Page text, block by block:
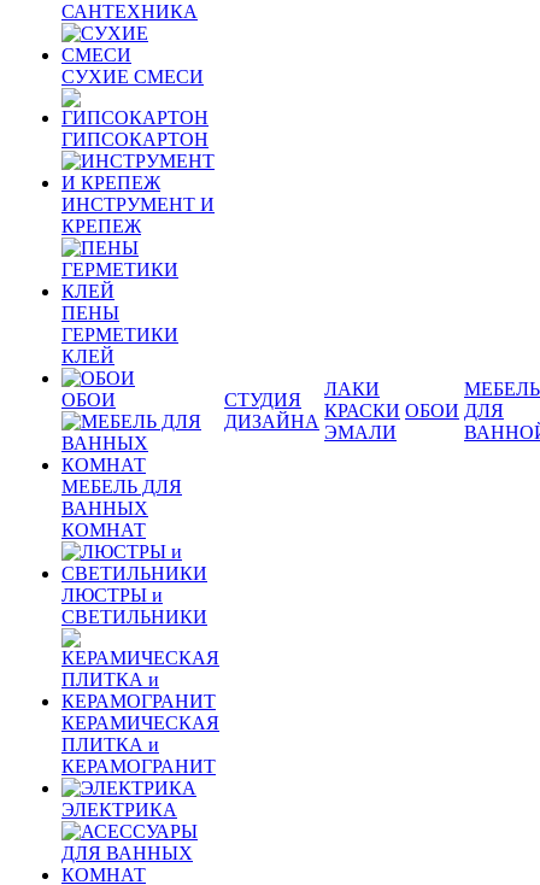
САНТЕХНИКА
СУХИЕ СМЕСИ
ГИПСОКАРТОН
ИНСТРУМЕНТ И
КРЕПЕЖ
ПЕНЫ
ГЕРМЕТИКИ
КЛЕЙ
ОБОИ
МЕБЕЛЬ ДЛЯ
ВАННЫХ
КОМНАТ
ЛЮСТРЫ и
СВЕТИЛЬНИКИ
КЕРАМИЧЕСКАЯ
ПЛИТКА и
КЕРАМОГРАНИТ
ЭЛЕКТРИКА
СТУДИЯ
ДИЗАЙНА
ЛАКИ
КРАСКИ
ЭМАЛИ
ОБОИ
МЕБЕЛЬ
ДЛЯ